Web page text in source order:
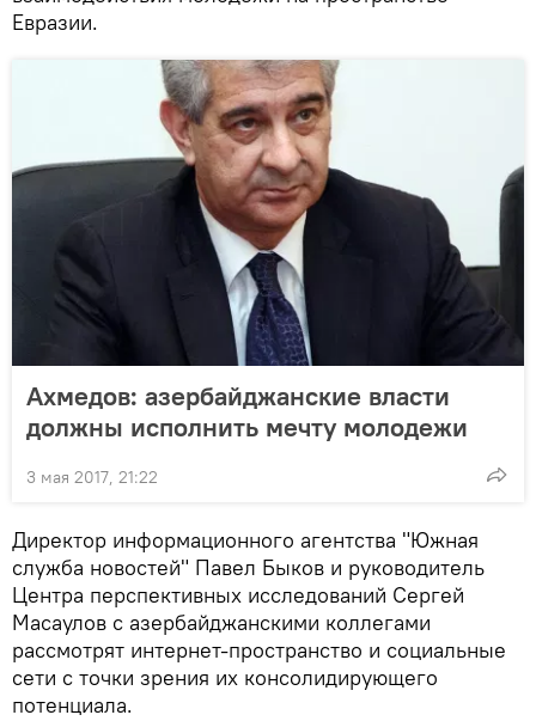
Евразии.
Ахмедов: азербайджанские власти
должны исполнить мечту молодежи
3 мая 2017, 21:22
Директор информационного агентства "Южная
служба новостей" Павел Быков и руководитель
Центра перспективных исследований Сергей
Масаулов с азербайджанскими коллегами
рассмотрят интернет-пространство и социальные
сети с точки зрения их консолидирующего
потенциала.